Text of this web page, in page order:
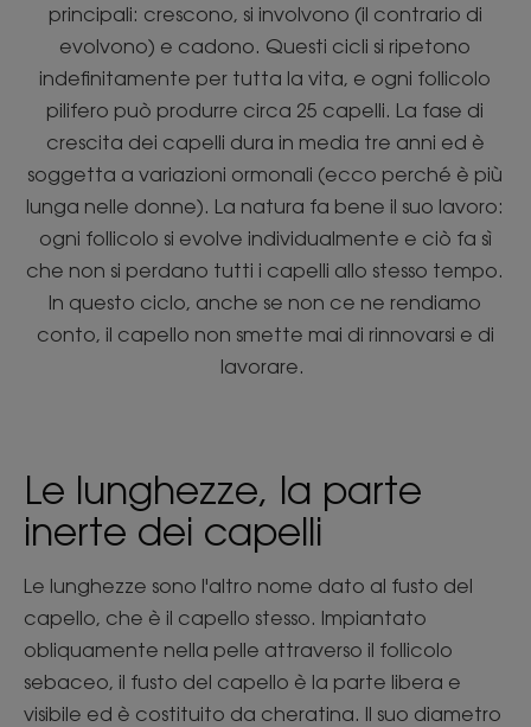
principali: crescono, si involvono (il contrario di
evolvono) e cadono. Questi cicli si ripetono
indefinitamente per tutta la vita, e ogni follicolo
pilifero può produrre circa 25 capelli. La fase di
crescita dei capelli dura in media tre anni ed è
soggetta a variazioni ormonali (ecco perché è più
lunga nelle donne). La natura fa bene il suo lavoro:
ogni follicolo si evolve individualmente e ciò fa sì
che non si perdano tutti i capelli allo stesso tempo.
In questo ciclo, anche se non ce ne rendiamo
conto, il capello non smette mai di rinnovarsi e di
lavorare.
Le lunghezze, la parte
inerte dei capelli
Le lunghezze sono l'altro nome dato al fusto del
capello, che è il capello stesso. Impiantato
obliquamente nella pelle attraverso il follicolo
sebaceo, il fusto del capello è la parte libera e
visibile ed è costituito da cheratina. Il suo diametro